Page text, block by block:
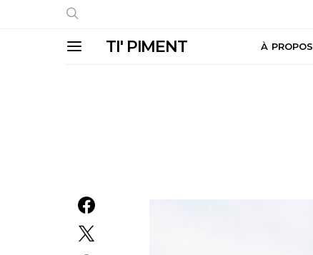
TI' PIMENT À PROPOS